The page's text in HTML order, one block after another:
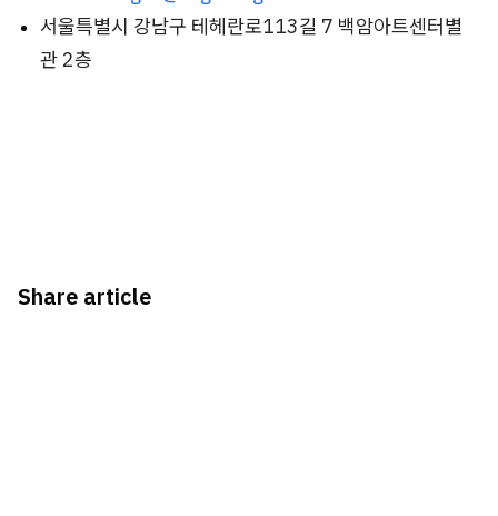
서울특별시 강남구 테헤란로113길 7 백암아트센터별
관 2층
Share article